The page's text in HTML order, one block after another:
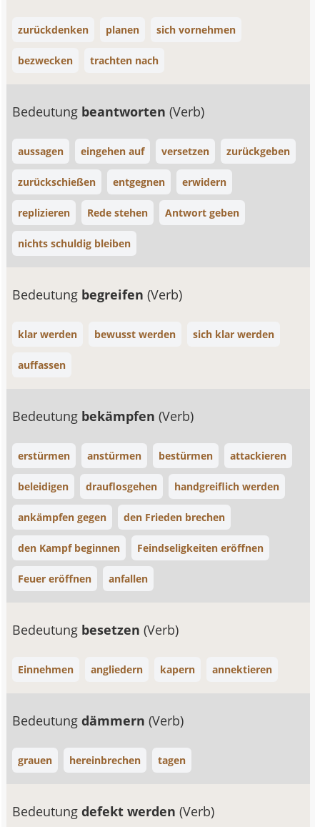
zurückdenken planen sich vornehmen
bezwecken trachten nach
Bedeutung beantworten(Verb)
aussagen eingehen auf versetzen zurückgeben
zurückschießen entgegnen erwidern
replizieren Rede stehen Antwort geben
nichts schuldig bleiben
Bedeutung begreifen(Verb)
klar werden bewusst werden sich klar werden
auffassen
Bedeutung bekämpfen(Verb)
erstürmen anstürmen bestürmen attackieren
beleidigen drauflosgehen handgreiflich werden
ankämpfen gegen den Frieden brechen
den Kampf beginnen Feindseligkeiten eröffnen
Feuer eröffnen anfallen
Bedeutung besetzen(Verb)
Einnehmen angliedern kapern annektieren
Bedeutungdämmern(Verb)
grauen hereinbrechen tagen
Bedeutungdefekt werden(Verb)